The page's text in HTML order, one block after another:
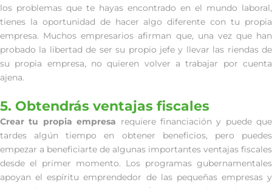
los problemas que te hayas encontrado en el mundo laboral,
tienes la oportunidad de hacer algo diferente con tu propia
empresa. Muchos empresarios afirman que, una vez que han
probado la libertad de ser su propio jefe y llevar las riendas de
su propia empresa, no quieren volver a trabajar por cuenta
ajena.
5. Obtendrás ventajas fiscales
Crear tu propia empresa requiere financiación y puede que
tardes algún tiempo en obtener beneficios, pero puedes
empezar a beneficiarte de algunas importantes ventajas fiscales
desde el primer momento. Los programas gubernamentales
apoyan el espíritu emprendedor de las pequeñas empresas y